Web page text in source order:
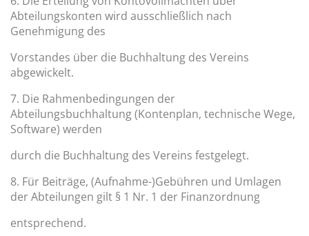
Abteilungskonten wird ausschließlich nach
Genehmigung des
Vorstandes über die Buchhaltung des Vereins
abgewickelt.
7. Die Rahmenbedingungen der
Abteilungsbuchhaltung (Kontenplan, technische Wege,
Software) werden
durch die Buchhaltung des Vereins festgelegt.
8. Für Beiträge, (Aufnahme-)Gebühren und Umlagen
der Abteilungen gilt § 1 Nr. 1 der Finanzordnung
entsprechend.